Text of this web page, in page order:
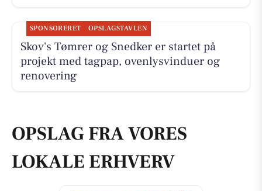
SPONSORERET OPSLAGSTAVLEN
Skov's Tømrer og Snedker er startet på
projekt med tagpap, ovenlysvinduer og
renovering
OPSLAG FRA VORES
LOKALE ERHVERV